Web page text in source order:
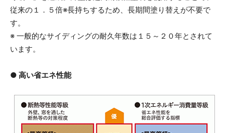
従来の１．５倍※長持ちするため、長期間塗り替えが不要で
す。
※ 一般的なサイディングの耐久年数は１５～２０年とされて
います。
● 高い省エネ性能